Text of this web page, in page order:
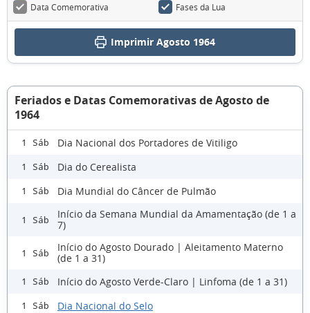
Data Comemorativa
Fases da Lua
Imprimir Agosto 1964
Feriados e Datas Comemorativas de Agosto de
1964
1 Sáb Dia Nacional dos Portadores de Vitiligo
1 Sáb Dia do Cerealista
1 Sáb Dia Mundial do Câncer de Pulmão
1 Sáb
Início da Semana Mundial da Amamentação (de 1 a
7)
1 Sáb
Início do Agosto Dourado | Aleitamento Materno
(de 1 a 31)
1 Sáb Início do Agosto Verde-Claro | Linfoma (de 1 a 31)
1 Sáb Dia Nacional do Selo